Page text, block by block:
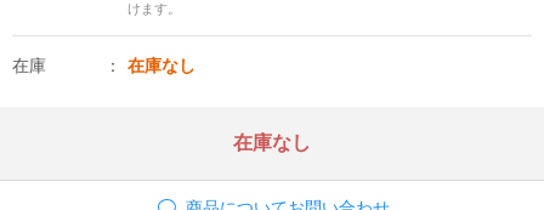
けます。
在庫 在庫なし
在庫なし